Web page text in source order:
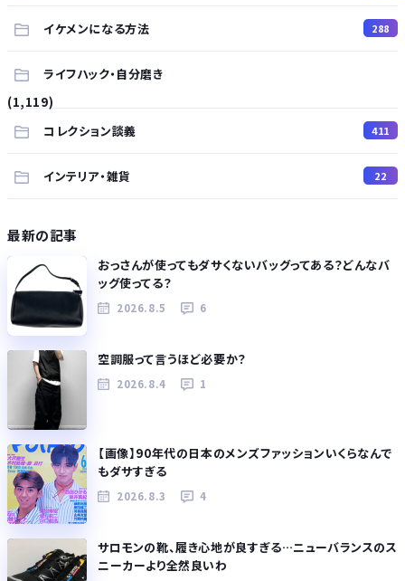
イケメンになる方法 288
ライフハック・自分磨き
(1,119)
コレクション談義
411
インテリア・雑貨 22
最新の記事
おっさんが使ってもダサくないバッグってある？どんなバ
ッグ使ってる？
2026.8.5 6
空調服って言うほど必要か？
2026.8.4 1
【画像】90年代の日本のメンズファッションいくらなんで
もダサすぎる
2026.8.3 4
サロモンの靴、履き心地が良すぎる…ニューバランスのス
ニーカーより全然良いわ